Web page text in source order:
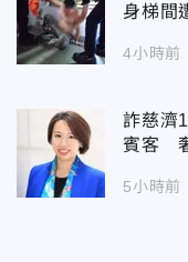
身梯間
4小時前
詐慈濟
賓客
5小時前